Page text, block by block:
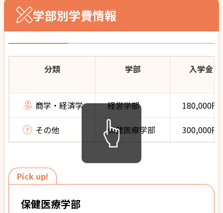
学部別学費情報
分類 学部 入学金
商学・経済学 経営学部 180,000円
その他 保健医療学部 300,000円
Pick up!
保健医療学部